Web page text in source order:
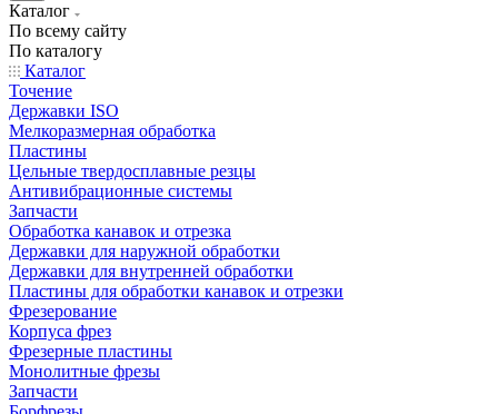
Каталог
По всему сайту
По каталогу
Каталог
Точение
Державки ISO
Мелкоразмерная обработка
Пластины
Цельные твердосплавные резцы
Антивибрационные системы
Запчасти
Обработка канавок и отрезка
Державки для наружной обработки
Державки для внутренней обработки
Пластины для обработки канавок и отрезки
Фрезерование
Корпуса фрез
Фрезерные пластины
Монолитные фрезы
Запчасти